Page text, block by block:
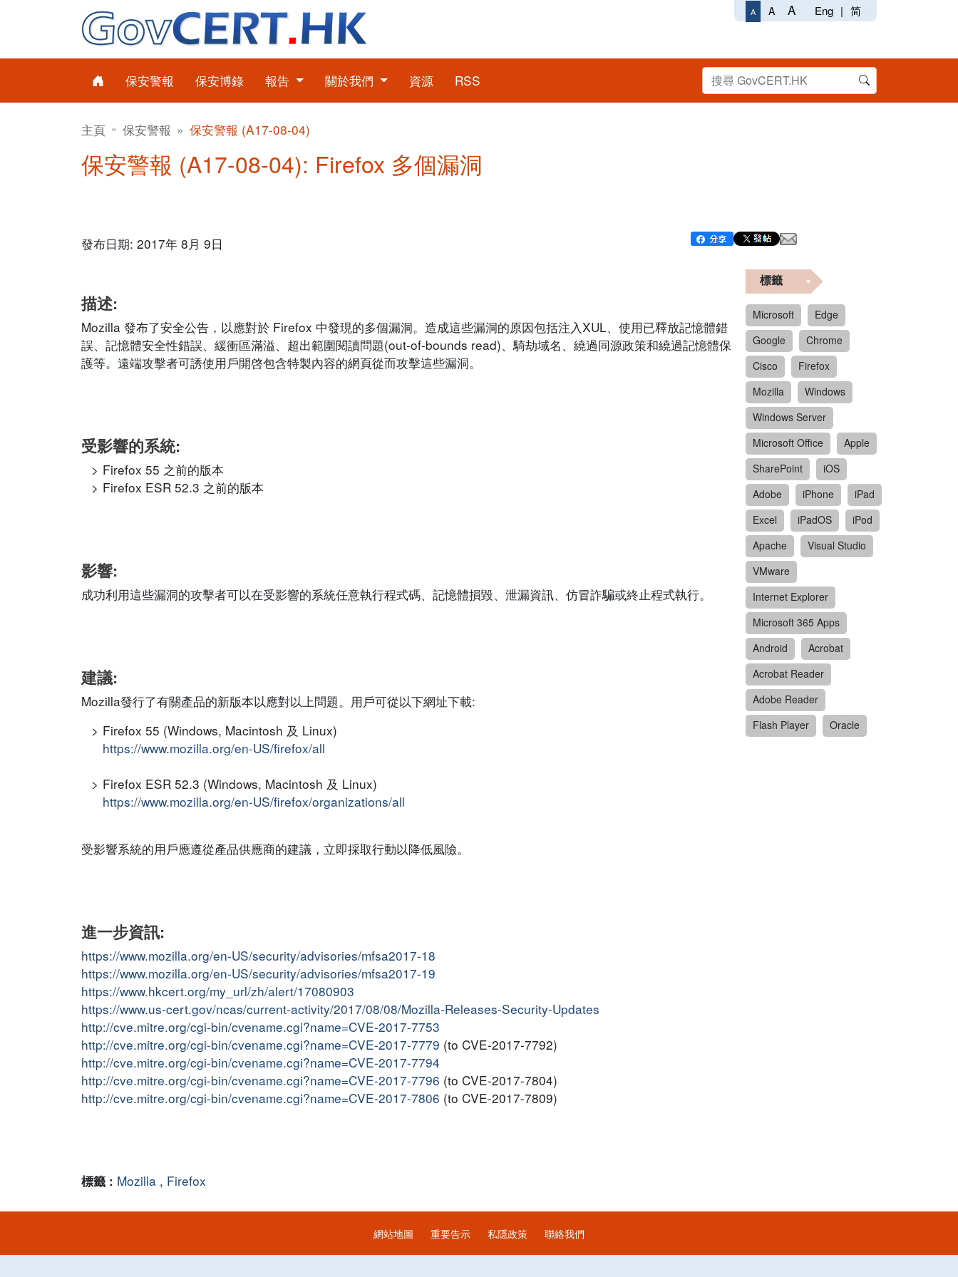
A A A Eng | 简
保安警報 保安博錄 報告 關於我們 資源 RSS
主頁 保安警報 保安警報 (A17-08-04)
保安警報 (A17-08-04): Firefox 多個漏洞
發布日期: 2017年 8月 9日
描述:
Mozilla 發布了安全公告，以應對於 Firefox 中發現的多個漏洞。造成這些漏洞的原因包括注入XUL、使用已釋放記憶體錯
誤、記憶體安全性錯誤、緩衝區滿溢、超出範圍閱讀問題(out-of-bounds read)、騎劫域名、繞過同源政策和繞過記憶體保
護等。遠端攻擊者可誘使用戶開啓包含特製內容的網頁從而攻擊這些漏洞。
受影響的系統:
Firefox 55 之前的版本
Firefox ESR 52.3 之前的版本
影響:
成功利用這些漏洞的攻擊者可以在受影響的系統任意執行程式碼、記憶體損毀、泄漏資訊、仿冒詐騙或終止程式執行。
建議:
Mozilla發行了有關產品的新版本以應對以上問題。用戶可從以下網址下載:
Firefox 55 (Windows, Macintosh 及 Linux)
https://www.mozilla.org/en-US/firefox/all
Firefox ESR 52.3 (Windows, Macintosh 及 Linux)
https://www.mozilla.org/en-US/firefox/organizations/all
受影響系統的用戶應遵從產品供應商的建議，立即採取行動以降低風險。
進一步資訊:
https://www.mozilla.org/en-US/security/advisories/mfsa2017-18
https://www.mozilla.org/en-US/security/advisories/mfsa2017-19
https://www.hkcert.org/my_url/zh/alert/17080903
https://www.us-cert.gov/ncas/current-activity/2017/08/08/Mozilla-Releases-Security-Updates
http://cve.mitre.org/cgi-bin/cvename.cgi?name=CVE-2017-7753
http://cve.mitre.org/cgi-bin/cvename.cgi?name=CVE-2017-7779 (to CVE-2017-7792)
http://cve.mitre.org/cgi-bin/cvename.cgi?name=CVE-2017-7794
http://cve.mitre.org/cgi-bin/cvename.cgi?name=CVE-2017-7796 (to CVE-2017-7804)
http://cve.mitre.org/cgi-bin/cvename.cgi?name=CVE-2017-7806 (to CVE-2017-7809)
標籤 : Mozilla , Firefox
標籤
Microsoft
Edge
Google
Chrome
Cisco
Firefox
Mozilla
Windows
Windows Server
Microsoft Office
Apple
SharePoint
iOS
Adobe
iPhone
iPad
Excel
iPadOS
iPod
Apache
Visual Studio
VMware
Internet Explorer
Microsoft 365 Apps
Android
Acrobat
Acrobat Reader
Adobe Reader
Flash Player
Oracle
網站地圖 重要告示 私隱政策 聯絡我們